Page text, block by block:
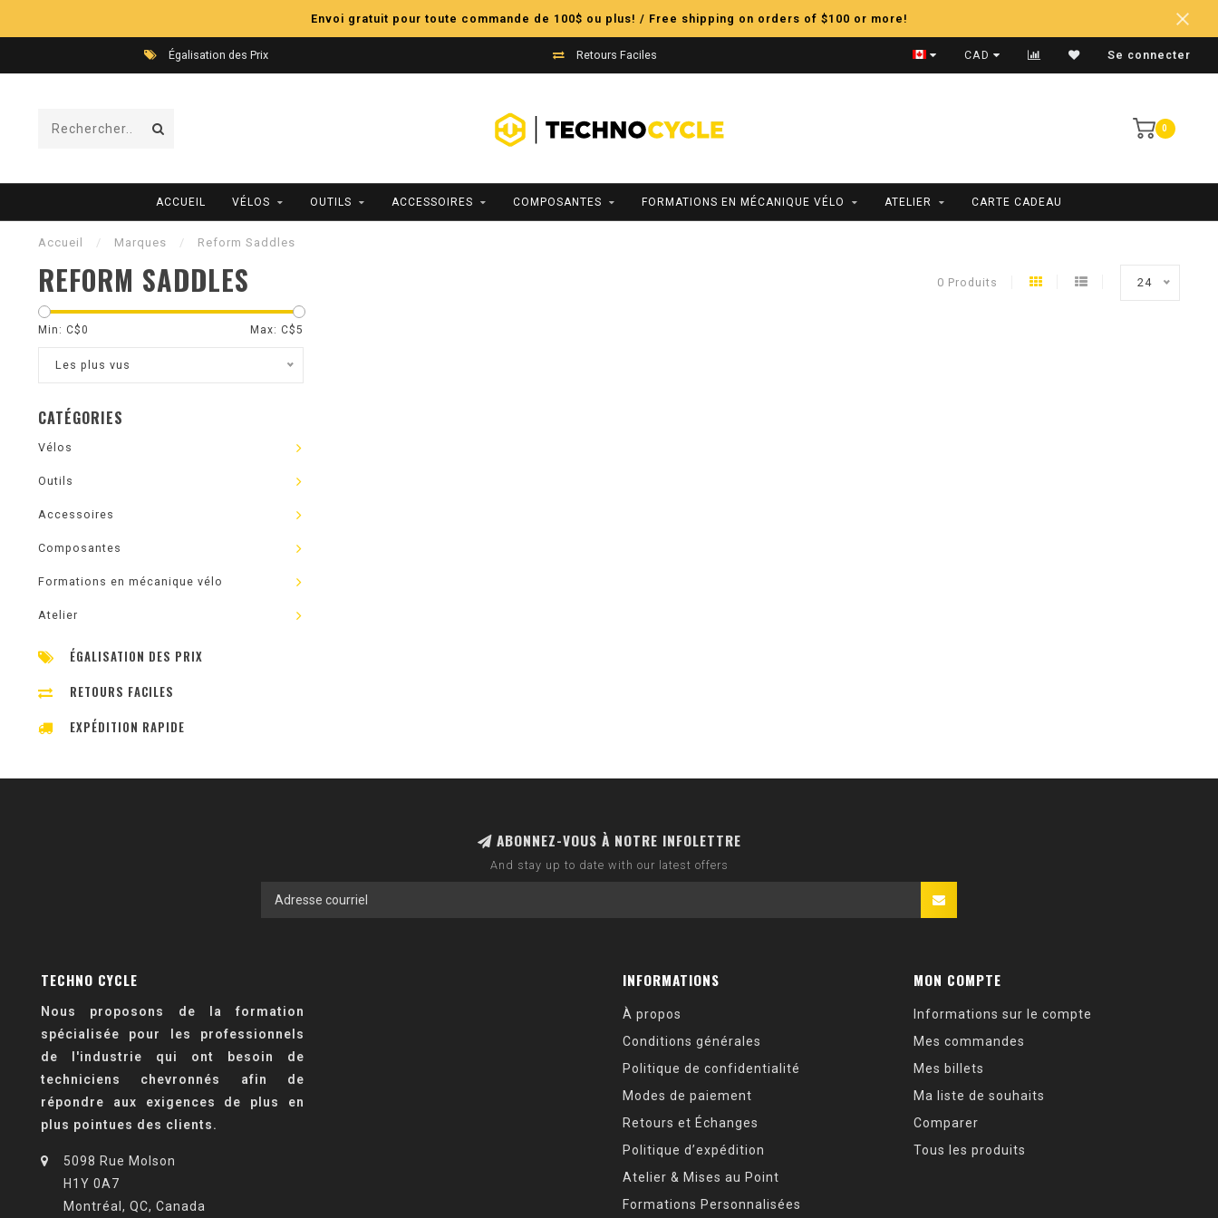
Envoi gratuit pour toute commande de 100$ ou plus! / Free shipping on orders of $100 or more!
Égalisation des Prix Retours Faciles Expédition Rapide
CAD Se connecter
0
ACCUEIL VÉLOS OUTILS ACCESSOIRES COMPOSANTES FORMATIONS EN MÉCANIQUE VÉLO ATELIER CARTE CADEAU
Accueil / Marques / Reform Saddles
REFORM SADDLES 0 Produits 24
Min: C$0 Max: C$5
Les plus vus
CATÉGORIES
Vélos
Outils
Accessoires
Composantes
Formations en mécanique vélo
Atelier
ÉGALISATION DES PRIX
RETOURS FACILES
EXPÉDITION RAPIDE
ABONNEZ-VOUS À NOTRE INFOLETTRE
And stay up to date with our latest offers
TECHNO CYCLE
Nous proposons de la formation
spécialisée pour les professionnels
de l'industrie qui ont besoin de
techniciens chevronnés afin de
répondre aux exigences de plus en
plus pointues des clients.
5098 Rue Molson
H1Y 0A7
Montréal, QC, Canada
INFORMATIONS
À propos
Conditions générales
Politique de confidentialité
Modes de paiement
Retours et Échanges
Politique d’expédition
Atelier & Mises au Point
Formations Personnalisées
MON COMPTE
Informations sur le compte
Mes commandes
Mes billets
Ma liste de souhaits
Comparer
Tous les produits